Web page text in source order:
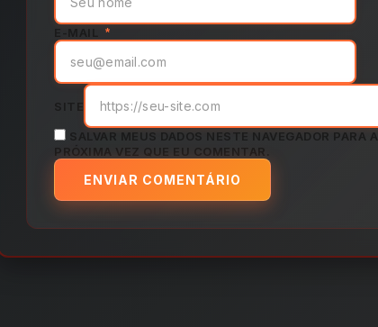
E-MAIL *
SALVAR MEUS DADOS NESTE NAVEGADOR PARA A
PRÓXIMA VEZ QUE EU COMENTAR.